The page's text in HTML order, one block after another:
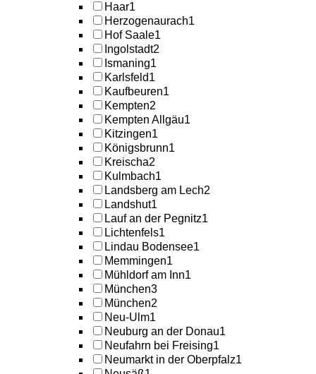
Haar1
Herzogenaurach1
Hof Saale1
Ingolstadt2
Ismaning1
Karlsfeld1
Kaufbeuren1
Kempten2
Kempten Allgäu1
Kitzingen1
Königsbrunn1
Kreischa2
Kulmbach1
Landsberg am Lech2
Landshut1
Lauf an der Pegnitz1
Lichtenfels1
Lindau Bodensee1
Memmingen1
Mühldorf am Inn1
München3
München2
Neu-Ulm1
Neuburg an der Donau1
Neufahrn bei Freising1
Neumarkt in der Oberpfalz1